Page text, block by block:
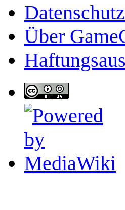
Über